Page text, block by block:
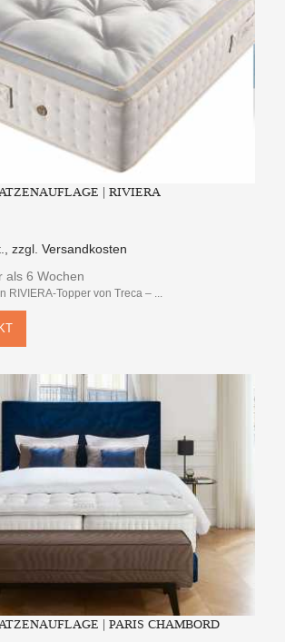
| RIVIERA
,zzgl.Versandkosten
als 6 Wochen
RIVIERA-Topper von Treca – ...
| PARIS CHAMBORD